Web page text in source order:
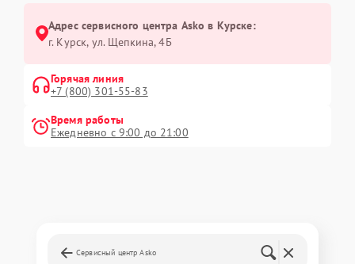
Адрес сервисного центра Asko в Курске:
г. Курск, ул. Щепкина, 4Б
Горячая линия
+7 (800) 301-55-83
Время работы
Ежедневно с 9:00 до 21:00
Сервисный центр Asko